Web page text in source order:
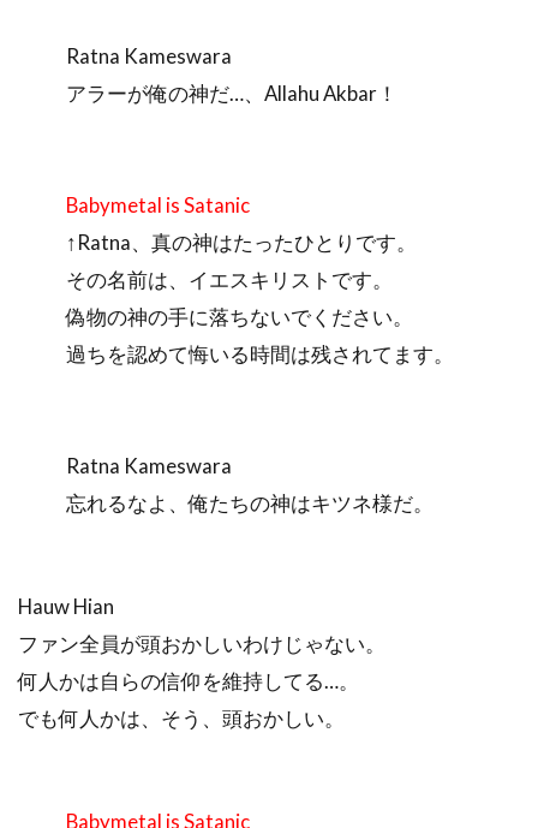
Ratna Kameswara
アラーが俺の神だ…、Allahu Akbar！
Babymetal is Satanic
↑Ratna、真の神はたったひとりです。
その名前は、イエスキリストです。
偽物の神の手に落ちないでください。
過ちを認めて悔いる時間は残されてます。
Ratna Kameswara
忘れるなよ、俺たちの神はキツネ様だ。
Hauw Hian
ファン全員が頭おかしいわけじゃない。
何人かは自らの信仰を維持してる…。
でも何人かは、そう、頭おかしい。
Babymetal is Satanic